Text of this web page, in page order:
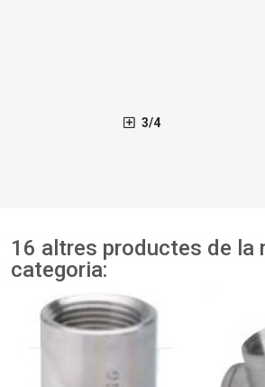
3/4
16 altres productes de la
categoria: